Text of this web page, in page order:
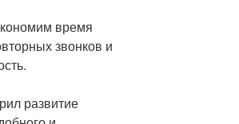
время
звонков и
развитие